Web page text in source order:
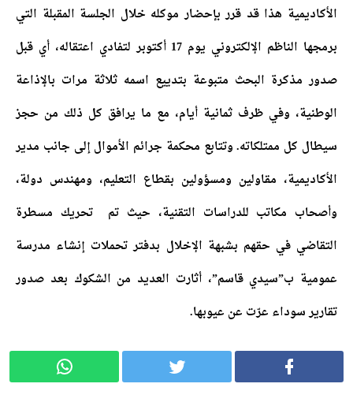
الأكاديمية هذا قد قرر بإحضار موكله خلال الجلسة المقبلة التي
برمجها الناظم الإلكتروني يوم 17 أكتوبر لتفادي اعتقاله، أي قبل
صدور مذكرة البحث متبوعة بتدييع اسمه ثلاثة مرات بالإذاعة
الوطنية، وفي ظرف ثمانية أيام، مع ما يرافق كل ذلك من حجز
سيطال كل ممتلكاته. وتتابع محكمة جرائم الأموال إلى جانب مدير
الأكاديمية، مقاولين ومسؤولين بقطاع التعليم، ومهندس دولة،
وأصحاب مكاتب للدراسات التقنية، حيث تم تحريك مسطرة
التقاضي في حقهم بشبهة الإخلال بدفتر تحملات إنشاء مدرسة
عمومية ب”سيدي قاسم”، أثارت العديد من الشكوك بعد صدور
تقارير سوداء عرّت عن عيوبها.